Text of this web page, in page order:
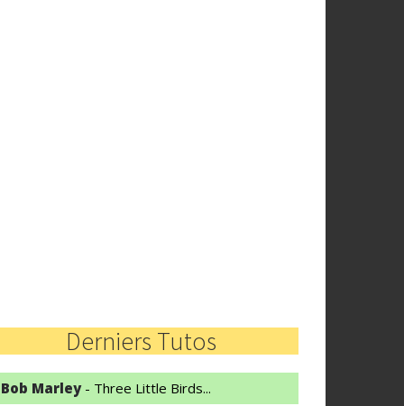
Derniers Tutos
Bob Marley- Three Little Birds...